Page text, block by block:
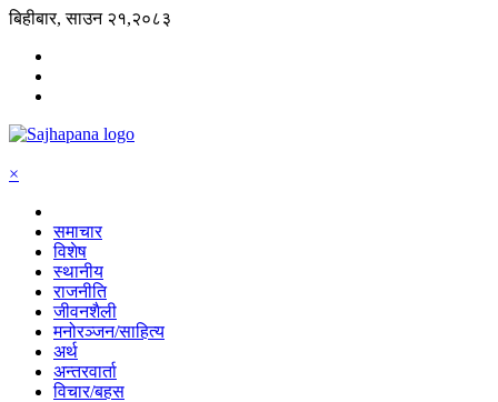
बिहीबार, साउन २१,२०८३
×
समाचार
विशेष
स्थानीय
राजनीति
जीवनशैली
मनोरञ्जन/साहित्य
अर्थ
अन्तरवार्ता
विचार/बहस